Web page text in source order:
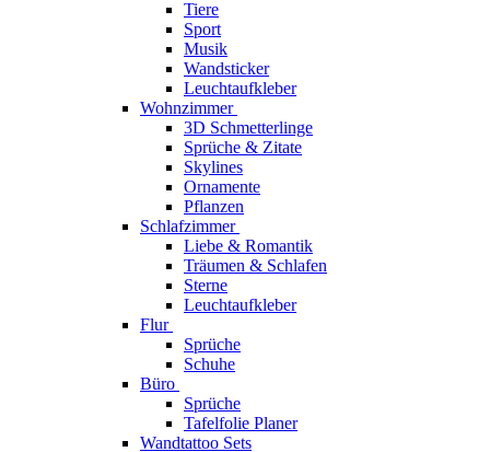
Tiere
Sport
Musik
Wandsticker
Leuchtaufkleber
Wohnzimmer
3D Schmetterlinge
Sprüche & Zitate
Skylines
Ornamente
Pflanzen
Schlafzimmer
Liebe & Romantik
Träumen & Schlafen
Sterne
Leuchtaufkleber
Flur
Sprüche
Schuhe
Büro
Sprüche
Tafelfolie Planer
Wandtattoo Sets